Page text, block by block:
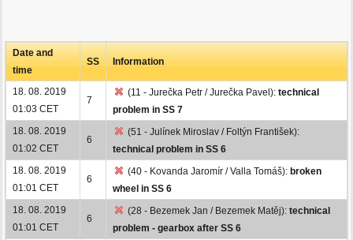
Date and
time
SS Information
18. 08. 2019
01:03 CET
7
(11 - Jurečka Petr / Jurečka Pavel): technical
problem in SS 7
18. 08. 2019
01:02 CET
6
(51 - Julínek Miroslav / Foltýn František):
technical problem in SS 6
18. 08. 2019
01:01 CET
6
(40 - Kovanda Jaromír / Valla Tomáš): broken
wheel in SS 6
18. 08. 2019
01:01 CET
6
(28 - Bezemek Jan / Bezemek Matěj): technical
problem - gearbox after SS 6